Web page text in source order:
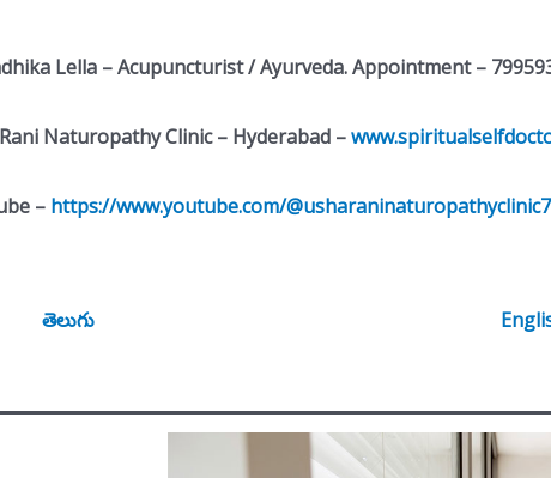
Lella – Acupuncturist / Ayurveda. Appointment –
Naturopathy Clinic – Hyderabad –
– https://www.youtube.com/
తెలుగు